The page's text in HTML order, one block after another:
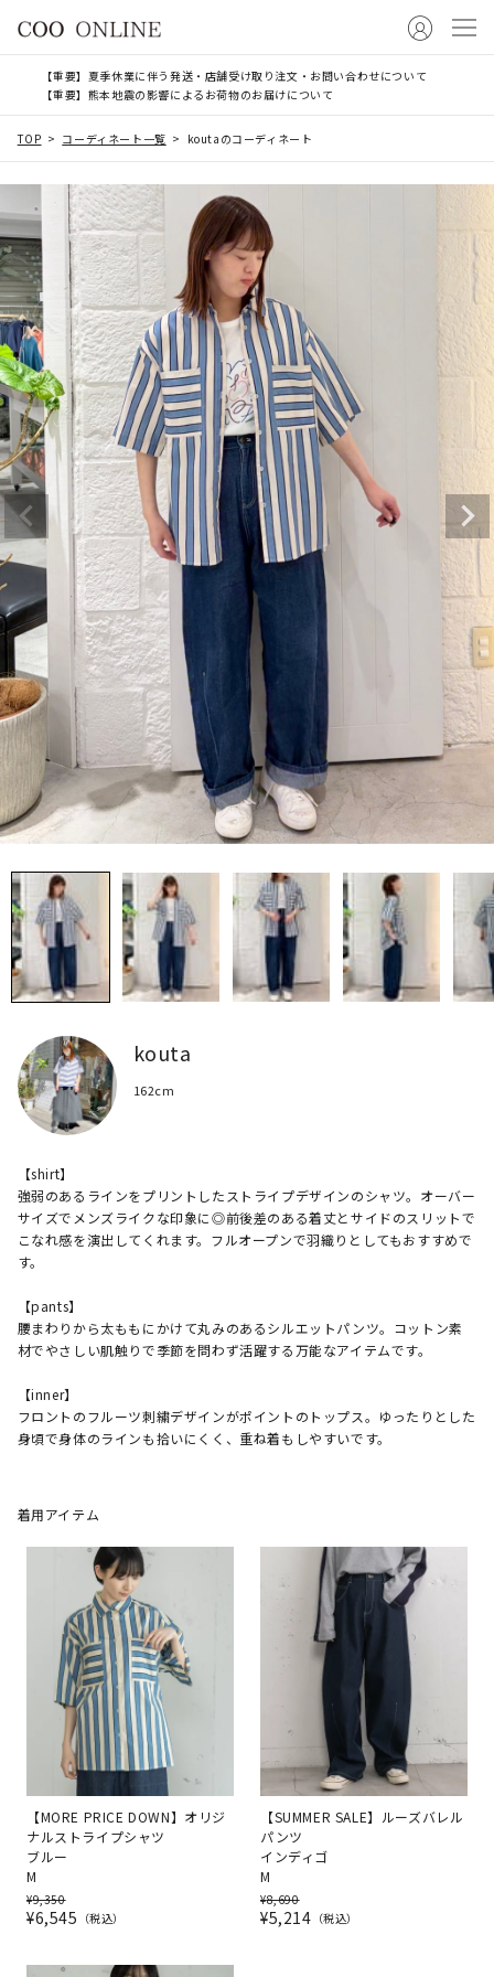
【重要】夏季休業に伴う発送・店舗受け取り注文・お問い合わせについて
【重要】熊本地震の影響によるお荷物のお届けについて
TOP コーディネート一覧 koutaのコーディネート
kouta
162cm
【shirt】
強弱のあるラインをプリントしたストライプデザインのシャツ。オーバー
サイズでメンズライクな印象に◎前後差のある着丈とサイドのスリットで
こなれ感を演出してくれます。フルオープンで羽織りとしてもおすすめで
す。
【pants】
腰まわりから太ももにかけて丸みのあるシルエットパンツ。コットン素
材でやさしい肌触りで季節を問わず活躍する万能なアイテムです。
【inner】
フロントのフルーツ刺繍デザインがポイントのトップス。ゆったりとした
身頃で身体のラインも拾いにくく、重ね着もしやすいです。
着用アイテム
【MORE PRICE DOWN】オリジ
ナルストライプシャツ
ブルー
M
¥9,350
¥6,545 税込
【SUMMER SALE】ルーズバレル
パンツ
インディゴ
M
¥8,690
¥5,214 税込